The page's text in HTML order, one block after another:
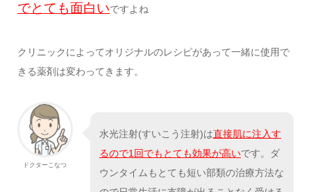
でとても面白いですよね
クリニックによってオリジナルのレシピがあって一緒に使用で
きる薬剤は変わってきます。
ドクターこなつ
水光注射(すいこう注射)は直接肌に注入す
るので1回でもとても効果が高いです。ダ
ウンタイムもとても短い部類の治療方法な